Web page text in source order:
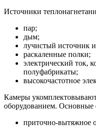
Источники
пар;
дым;
лучистый источник
раскаленные полки;
электрический ток,
полуфабрикаты;
высокочастотное
Камеры
оборудованием. Основные
приточно-вытяжное